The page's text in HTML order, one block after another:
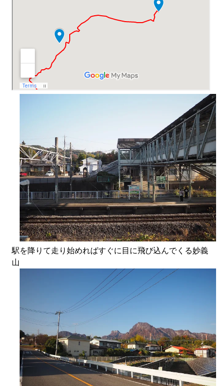
駅を降りて走り始めればすぐに目に飛び込んでくる妙義
山